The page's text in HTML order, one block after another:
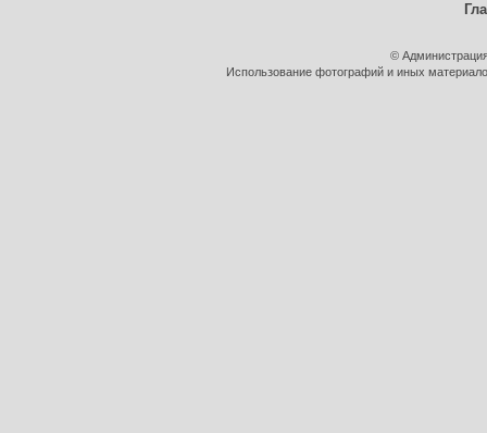
©
Использование фотографий и иных